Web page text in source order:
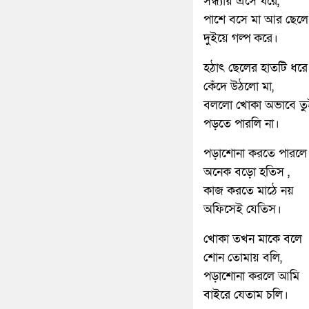
পাশে বসে মা আর ছেলে
দুইয়ে গল্প করে।
হঠাৎ ছেলের হাতটি ধরে
কেঁদে উঠলো মা,
বললো খোকা অভাবে
পড়তে পারলি না।
পড়াশোনা করতে পারলে
অনেক বড়ো হতিস ,
কাজ করতে মাঠে নয়
অফিসেই যেতিস।
খোকা তখন মাকে বলে
শোন তোমায় বলি,
পড়াশোনা করলে আমি
বাইরে যেতাম চলি।